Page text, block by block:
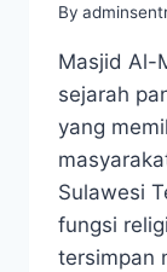
By
Masjid Al-
sejarah
yang
Sulawesi
fungsi
tersimpan